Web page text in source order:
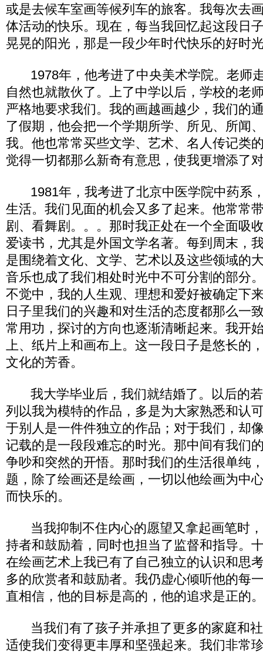
或是去候车室画等候列车的旅客。我每次去
体活动的快乐。现在，每当我回忆起这段日
晃晃的阳光，那是一段少年时代快乐的好时
1978年，他考进了中央美术学院。老师
自然也就散伙了。上了中学以后，学校的老
严格地要求我们。我的画越画越少，我们的
了假期，他会把一个学期所学、所见、所闻
我。他也常常买些文学、艺术、名人传记类
觉得一切都那么新奇有意思，使我更增添了
1981年，我考进了北京中医学院中药系
生活。我们见面的机会又多了起来。他常常
剧、看舞剧。。。那时我正处在一个全面吸
爱读书，尤其是外国文学名著。每到周末，
是围绕着文化、文学、艺术以及这些领域的
音乐也成了我们相处时光中不可分割的部分
不觉中，我的人生观、理想和爱好被确定下
日子里我们的兴趣和对生活的态度都那么一
常用功，探讨的方向也逐渐清晰起来。我开
上、纸片上和画布上。这一段日子是悠长的
文化的芳香。
我大学毕业后，我们就结婚了。以后的若
列以我为模特的作品，多是为大家熟悉和认
于别人是一件件独立的作品；对于我们，却
记载的是一段段难忘的时光。那中间有我们
争吵和突然的开悟。那时我们的生活很单纯
题，除了绘画还是绘画，一切以他绘画为中
而快乐的。
当我抑制不住内心的愿望又拿起画笔时，
持者和鼓励着，同时也担当了监督和指导。
在绘画艺术上我已有了自己独立的认识和思
多的欣赏者和鼓励者。我仍虚心倾听他的每
直相信，他的目标是高的，他的追求是正的
当我们有了孩子并承担了更多的家庭和社
适使我们变得更丰厚和坚强起来。我们非常